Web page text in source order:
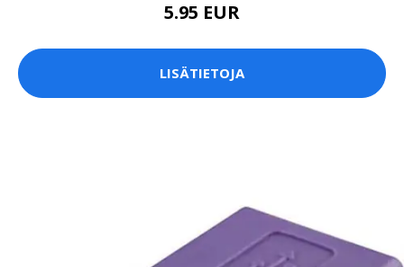
5.95 EUR
LISÄTIETOJA